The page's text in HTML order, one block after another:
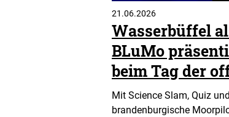
21.06.2026
Wasserbüffel
BLuMo
beim Tag der
Mit Science Slam, Quiz
brandenburgische